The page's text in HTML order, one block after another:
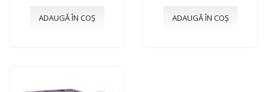
ADAUGĂ ÎN COȘ ADAUGĂ ÎN COȘ